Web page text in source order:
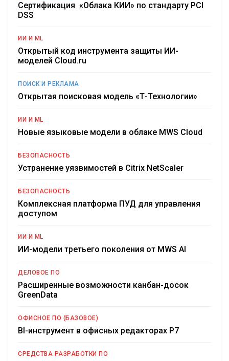
Сертификация «Облака КИИ» по стандарту PCI
DSS
ИИ И ML
Открытый код инструмента защиты ИИ-
моделей Cloud.ru
ПОИСК И РЕКЛАМА
Открытая поисковая модель «Т-Технологии»
ИИ И ML
Новые языковые модели в облаке MWS Cloud
БЕЗОПАСНОСТЬ
Устранение уязвимостей в Citrix NetScaler
БЕЗОПАСНОСТЬ
Комплексная платформа ПУД для управления
доступом
ИИ И ML
ИИ-модели третьего поколения от MWS AI
ДЕЛОВОЕ ПО
Расширенные возможности канбан-досок
GreenData
ОФИСНОЕ ПО (БАЗОВОЕ)
BI-инструмент в офисных редакторах Р7
СРЕДСТВА РАЗРАБОТКИ ПО